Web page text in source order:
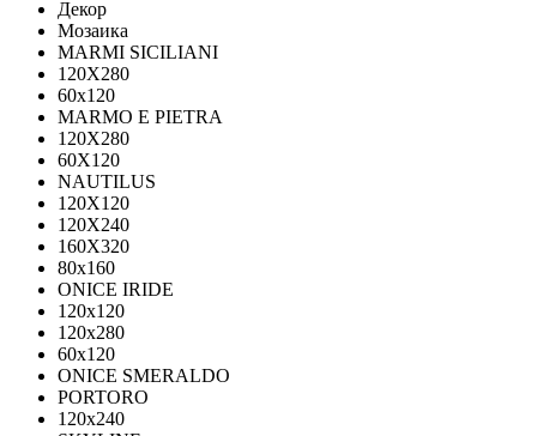
Декор
Мозаика
MARMI SICILIANI
120Х280
60x120
MARMO E PIETRA
120X280
60X120
NAUTILUS
120X120
120X240
160X320
80х160
ONICE IRIDE
120x120
120x280
60x120
ONICE SMERALDO
PORTORO
120x240